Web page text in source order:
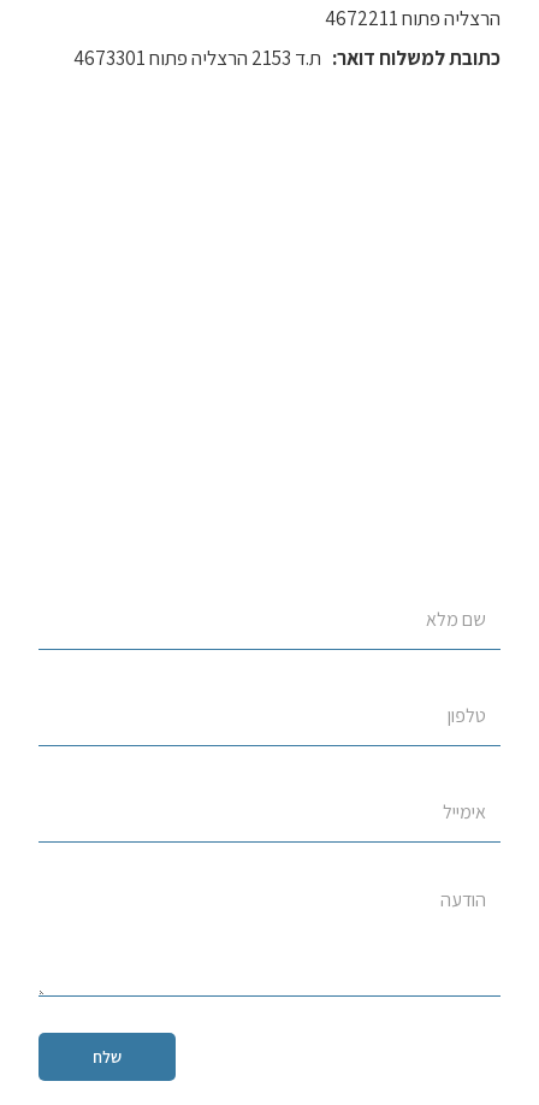
הרצליה פתוח 4672211
כתובת למשלוח דואר: ת.ד 2153 הרצליה פתוח 4673301